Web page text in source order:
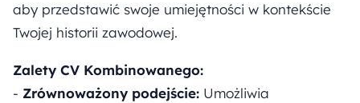
aby przedstawić swoje umiejętności w kontekście
Twojej historii zawodowej.
Zalety CV Kombinowanego:
- Zrównoważony podejście: Umożliwia